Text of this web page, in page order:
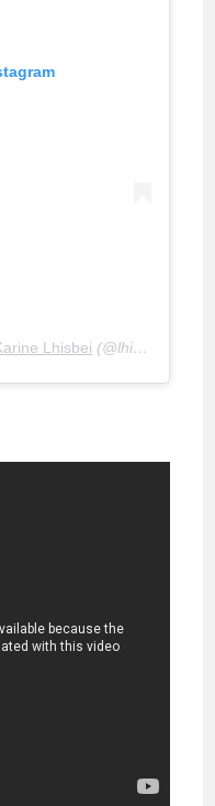
Lhisbei (@lhisbei) le